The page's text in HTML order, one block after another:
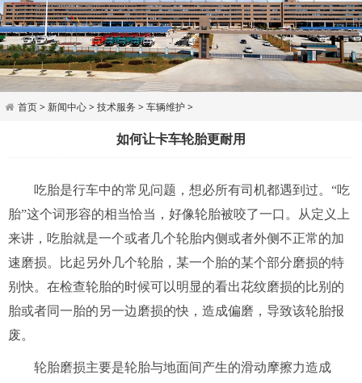
首页> 新闻中心>技术服务 >车辆维护>
如何让卡车轮胎更耐用
吃胎是行车中的常见问题，想必所有司机都遇到过。“吃
胎”这个词形容的相当恰当，好像轮胎被咬了一口。从定义上
来讲，吃胎就是一个或者几个轮胎内侧或者外侧不正常的加
速磨损。比起另外几个轮胎，某一个胎的某个部分磨损的特
别快。在检查轮胎的时候可以明显的看出花纹磨损的比别的
胎或者同一胎的另一边磨损的快，造成偏磨，导致该轮胎报
废。
轮胎磨损主要是轮胎与地面间产生的滑动摩擦力造成